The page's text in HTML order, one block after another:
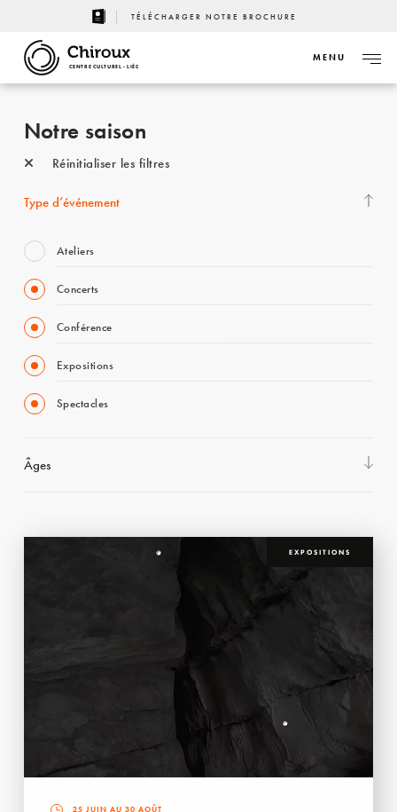
TÉLÉCHARGER NOTRE BROCHURE
CENTRE CULTUREL - LIÈGE
MENU
Notre saison
Réinitialiser les filtres
Type d’événement
Ateliers
Concerts
Conférence
Expositions
Spectacles
Âges
EXPOSITIONS
25 JUIN AU 30 AOÛT